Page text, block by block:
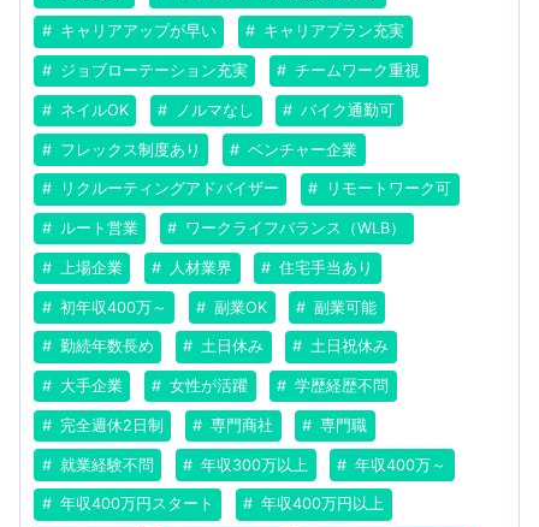
キャリアアップが早い キャリアプラン充実
ジョブローテーション充実 チームワーク重視
ネイルOK ノルマなし バイク通勤可
フレックス制度あり ベンチャー企業
リクルーティングアドバイザー リモートワーク可
ルート営業 ワークライフバランス（WLB）
上場企業 人材業界 住宅手当あり
初年収400万～ 副業OK 副業可能
勤続年数長め 土日休み 土日祝休み
大手企業 女性が活躍 学歴経歴不問
完全週休2日制 専門商社 専門職
就業経験不問 年収300万以上 年収400万～
年収400万円スタート 年収400万円以上